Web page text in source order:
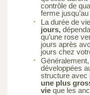
contrôle de
ferme
La durée de
jours,
qu’une rose
jours après
jours chez
développées
structure avec
une plus
vie que les